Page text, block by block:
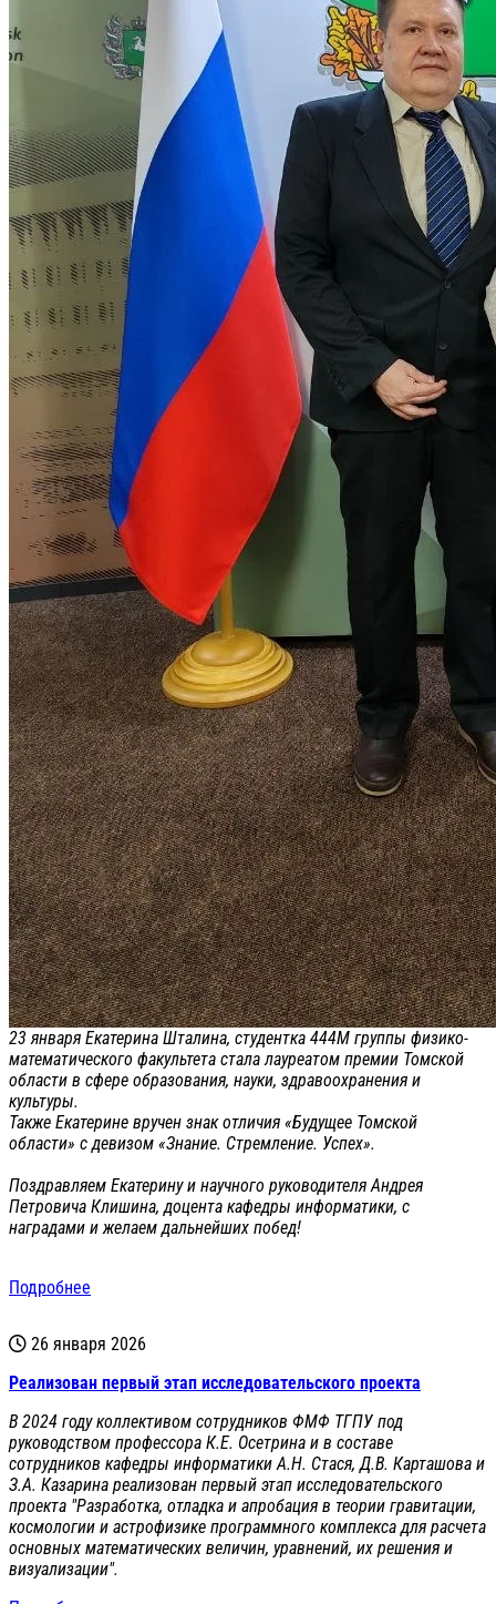
23 января Екатерина Шталина, студентка 444М группы физико-
математического факультета стала лауреатом премии Томской
области в сфере образования, науки, здравоохранения и
культуры.
Также Екатерине вручен знак отличия «Будущее Томской
области» с девизом «Знание. Стремление. Успех».
Поздравляем Екатерину и научного руководителя Андрея
Петровича Клишина, доцента кафедры информатики, с
наградами и желаем дальнейших побед!
Подробнее
26 января 2026
Реализован первый этап исследовательского проекта
В 2024 году коллективом сотрудников ФМФ ТГПУ под
руководством профессора К.Е. Осетрина и в составе
сотрудников кафедры информатики А.Н. Стася, Д.В. Карташова и
З.А. Казарина реализован первый этап исследовательского
проекта "Разработка, отладка и апробация в теории гравитации,
космологии и астрофизике программного комплекса для расчета
основных математических величин, уравнений, их решения и
визуализации".